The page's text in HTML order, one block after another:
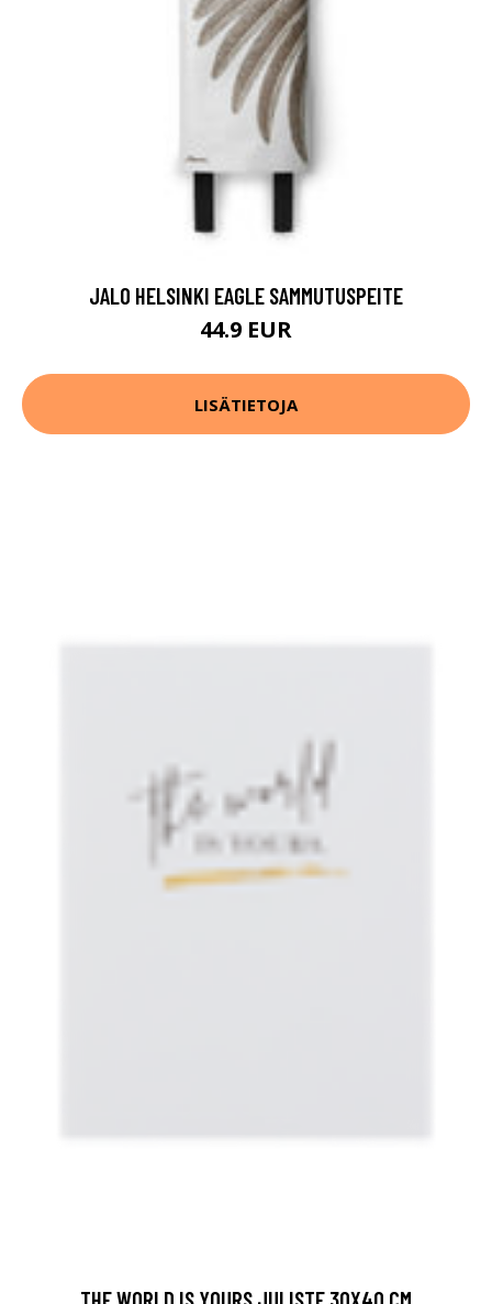
JALO HELSINKI EAGLE SAMMUTUSPEITE
44.9 EUR
LISÄTIETOJA